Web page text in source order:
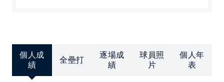
LINK
教育部體育署
個人成
績
全壘打
逐場成
績
球員照
片
個人年
表